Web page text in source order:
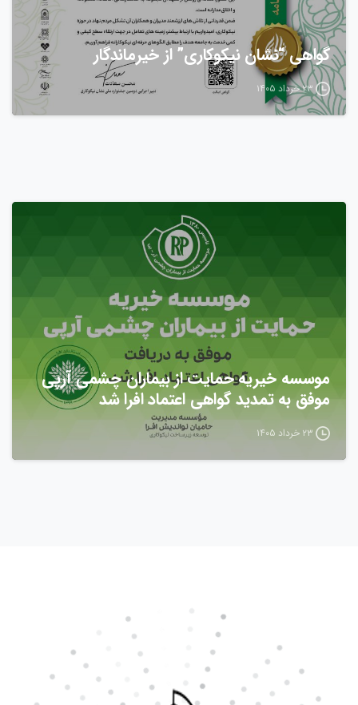
گواهی “نشان نیکوکاری” از خیرماندگار
۲۳ خرداد ۱۴۰۵
موسسه خیریه حمایت از بیماران چشمی آرپی
موفق به تمدید گواهی اعتماد افرا شد
۲۳ خرداد ۱۴۰۵